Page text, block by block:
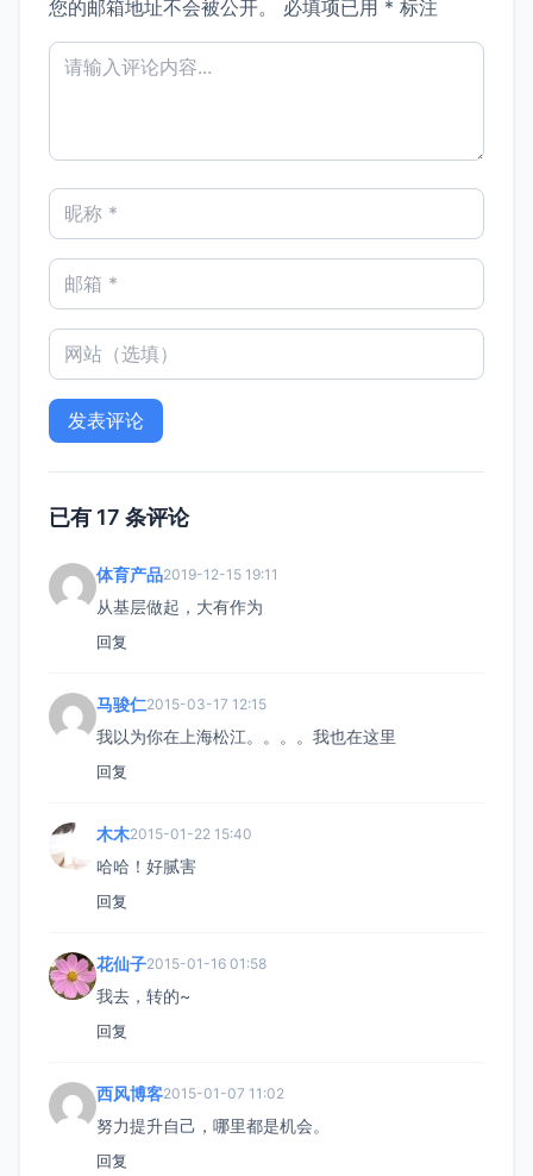
您的邮箱地址不会被公开。 必填项已用 * 标注
已有 17 条评论
体育产品2019-12-15 19:11
从基层做起，大有作为
回复
马骏仁2015-03-17 12:15
我以为你在上海松江。。。。我也在这里
回复
木木2015-01-22 15:40
哈哈！好腻害
回复
花仙子2015-01-16 01:58
我去，转的~
回复
西风博客2015-01-07 11:02
努力提升自己，哪里都是机会。
回复